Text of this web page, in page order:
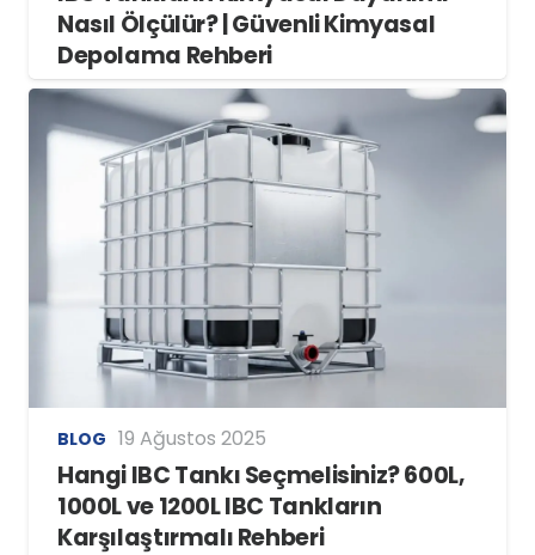
Nasıl Ölçülür? | Güvenli Kimyasal
Depolama Rehberi
BLOG 19 Ağustos 2025
Hangi IBC Tankı Seçmelisiniz? 600L,
1000L ve 1200L IBC Tankların
Karşılaştırmalı Rehberi